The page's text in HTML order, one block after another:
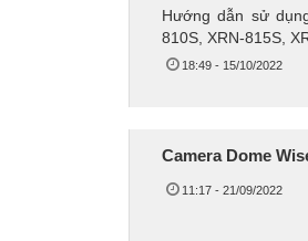
TRUEN
QUỐC
Hướng dẫn sử
810S, XRN-815S,
18:49 - 15/10/2022
Camera Dome
11:17 - 21/09/2022